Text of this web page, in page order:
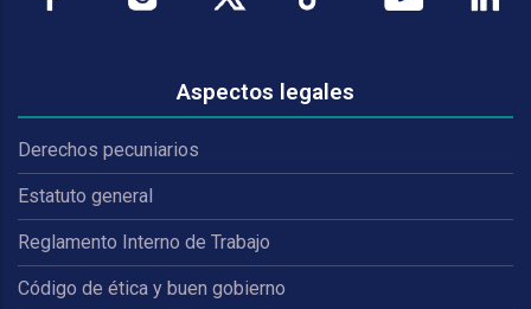
Aspectos legales
Derechos pecuniarios
Estatuto general
Reglamento Interno de Trabajo
Código de ética y buen gobierno